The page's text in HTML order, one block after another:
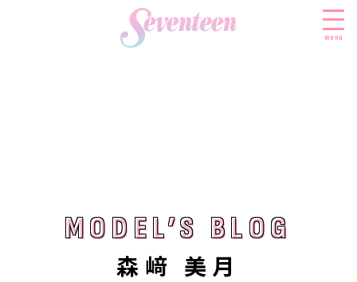
menu
着回し
ビューティニュース
トレンドメイク
SCHOOL
スクールニュース
ENTERTAINMENT
MODEL’S BLOG
MODEL’S BLOG
森﨑 美月